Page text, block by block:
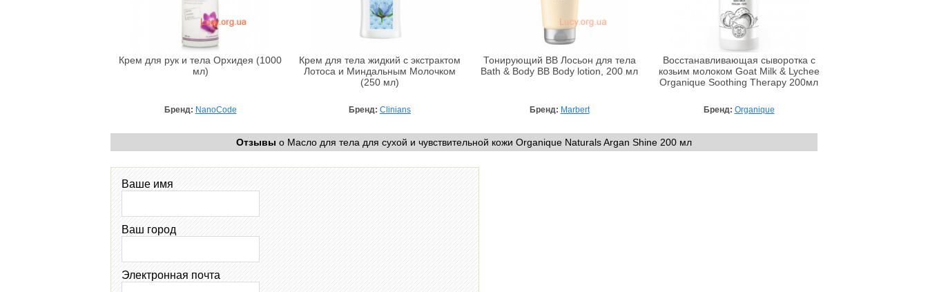
Крем для рук и тела Орхидея (1000
мл)
Бренд: NanoCode
Крем для тела жидкий с экстрактом
Лотоса и Миндальным Молочком
(250 мл)
Бренд: Clinians
Тонирующий BB Лосьон для тела
Bath & Body BB Body lotion, 200 мл
Бренд: Marbert
Восстанавливающая сыворотка с
козьим молоком Goat Milk & Lychee
Organique Soothing Therapy 200мл
Бренд: Organique
Отзывы о Масло для тела для сухой и чувствительной кожи Organique Naturals Argan Shine 200 мл
Ваше имя
Ваш город
Электронная почта